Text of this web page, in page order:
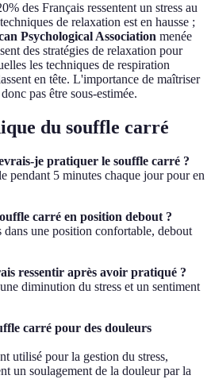
des Français ressentent un stress au
de relaxation est en hausse ;
Psychological Association menée
des stratégies de relaxation pour
les techniques de respiration
en tête. L'importance de maîtriser
pas être sous-estimée.
du souffle carré
je pratiquer le souffle carré ?
pendant 5 minutes chaque jour pour en
carré en position debout ?
dans une position confortable, debout
ressentir après avoir pratiqué ?
diminution du stress et un sentiment
carré pour des douleurs
utilisé pour la gestion du stress,
un soulagement de la douleur par la